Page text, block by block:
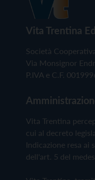
Vita Trentina
Società
Via Monsignor
P.IVA e C.F.
Vita Trentina
cui al decreto
Indicazione resa ai
dell'art. 5 del